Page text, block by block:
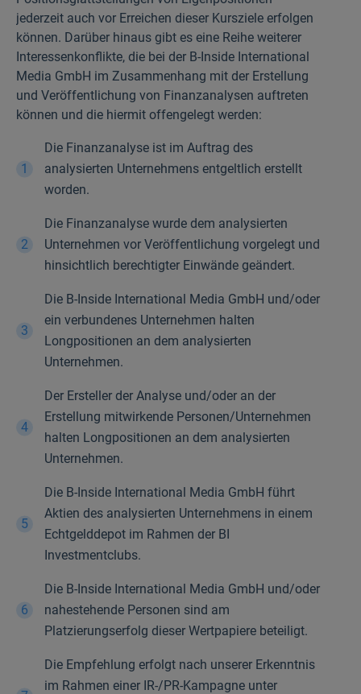
jederzeit auch vor Erreichen dieser Kursziele erfolgen
können. Darüber hinaus gibt es eine Reihe weiterer
Interessenkonflikte, die bei der B-Inside International
Media GmbH im Zusammenhang mit der Erstellung
und Veröffentlichung von Finanzanalysen auftreten
können und die hiermit offengelegt werden:
Die Finanzanalyse ist im Auftrag des
analysierten Unternehmens entgeltlich erstellt
worden.
Die Finanzanalyse wurde dem analysierten
Unternehmen vor Veröffentlichung vorgelegt und
hinsichtlich berechtigter Einwände geändert.
Die B-Inside International Media GmbH und/oder
ein verbundenes Unternehmen halten
Longpositionen an dem analysierten
Unternehmen.
Der Ersteller der Analyse und/oder an der
Erstellung mitwirkende Personen/Unternehmen
halten Longpositionen an dem analysierten
Unternehmen.
Die B-Inside International Media GmbH führt
Aktien des analysierten Unternehmens in einem
Echtgelddepot im Rahmen der BI
Investmentclubs.
Die B-Inside International Media GmbH und/oder
nahestehende Personen sind am
Platzierungserfolg dieser Wertpapiere beteiligt.
Die Empfehlung erfolgt nach unserer Erkenntnis
im Rahmen einer IR-/PR-Kampagne unter